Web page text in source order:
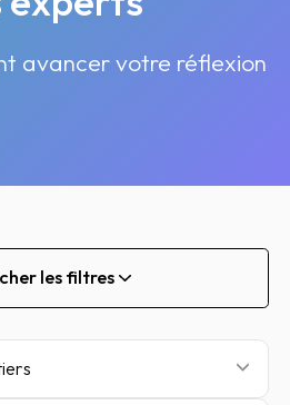
avancer votre réflexion
les filtres